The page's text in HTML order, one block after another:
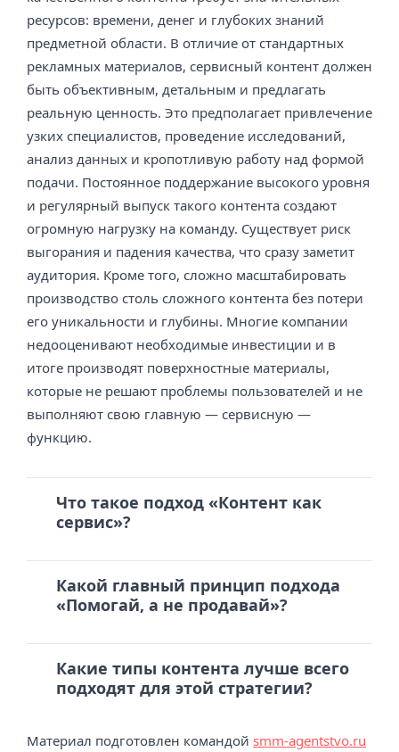
ресурсов: времени, денег и глубоких знаний
предметной области. В отличие от стандартных
рекламных материалов, сервисный контент должен
быть объективным, детальным и предлагать
реальную ценность. Это предполагает привлечение
узких специалистов, проведение исследований,
анализ данных и кропотливую работу над формой
подачи. Постоянное поддержание высокого уровня
и регулярный выпуск такого контента создают
огромную нагрузку на команду. Существует риск
выгорания и падения качества, что сразу заметит
аудитория. Кроме того, сложно масштабировать
производство столь сложного контента без потери
его уникальности и глубины. Многие компании
недооценивают необходимые инвестиции и в
итоге производят поверхностные материалы,
которые не решают проблемы пользователей и не
выполняют свою главную — сервисную —
функцию.
Что такое подход «Контент как
сервис»?
Какой главный принцип подхода
«Помогай, а не продавай»?
Какие типы контента лучше всего
подходят для этой стратегии?
Материал подготовлен командой smm-agentstvo.ru